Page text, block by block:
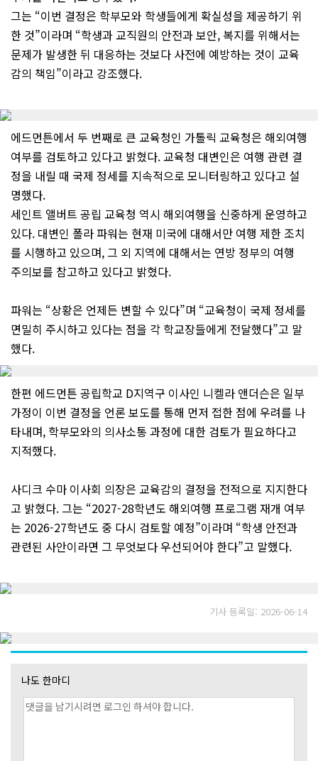
그는 “이번 결정은 학부모와 학생들에게 확실성을 제공하기 위
한 것”이라며 “학생과 교직원의 안전과 보안, 복지를 위해서는
문제가 발생한 뒤 대응하는 것보다 사전에 예방하는 것이 교육
감의 책임”이라고 강조했다.
에드먼튼에서 두 번째로 큰 교육청인 가톨릭 교육청은 해외여행
여부를 검토하고 있다고 밝혔다. 교육청 대변인은 여행 관련 결
정을 내릴 때 국제 정세를 지속적으로 모니터링하고 있다고 설
명했다.
세인트 앨버트 공립 교육청 역시 해외여행을 신중하게 운영하고
있다. 대변인 폴라 파워는 현재 미국에 대해서만 여행 제한 조치
를 시행하고 있으며, 그 외 지역에 대해서는 연방 정부의 여행
주의보를 참고하고 있다고 밝혔다.
파워는 “상황은 언제든 변할 수 있다”며 “교육청이 국제 정세를
면밀히 주시하고 있다는 점을 각 학교장들에게 전달했다”고 말
했다.
한편 에드먼튼 공립학교 D지역구 이사인 니켈라 앤더슨은 일부
가정이 이번 결정을 언론 보도를 통해 먼저 접한 점에 우려를 나
타내며, 학부모와의 의사소통 과정에 대한 검토가 필요하다고
지적했다.
사디크 수마 이사회 의장은 교육감의 결정을 전적으로 지지한다
고 밝혔다. 그는 “2027-28학년도 해외여행 프로그램 재개 여부
는 2026-27학년도 중 다시 검토할 예정”이라며 “학생 안전과
관련된 사안이라면 그 무엇보다 우선되어야 한다”고 말했다.
기사 등록일: 2026-06-14
나도 한마디